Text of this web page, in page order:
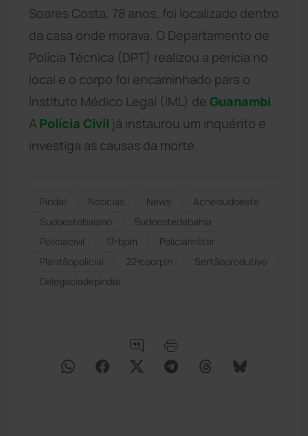
Soares Costa, 78 anos, foi localizado dentro
da casa onde morava. O Departamento de
Polícia Técnica (DPT) realizou a perícia no
local e o corpo foi encaminhado para o
Instituto Médico Legal (IML) de Guanambi
A Polícia Civil já instaurou um inquérito e
investiga as causas da morte.
Pindaí Notícias News
Acheisudoeste
Sudoestebaiano
Sudoestedabahia
Políciacivil
17ºbpm
Políciamilitar
Plantãopolicial
22ªcoorpin
Sertãoprodutivo
Delegaciadepindaí